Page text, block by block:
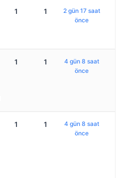
1 1
2 gün 17 saat
önce
1 1
4 gün 8 saat
önce
1 1
4 gün 8 saat
önce